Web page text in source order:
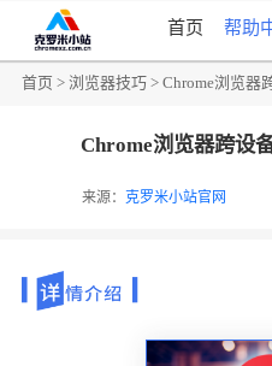
首页 帮助
首页 >浏览器技巧 > Chrome浏览器
Chrome浏览器跨设
来源：克罗米小站官网